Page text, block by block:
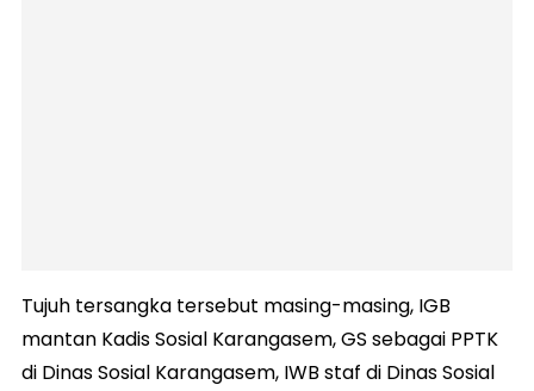
Tujuh tersangka tersebut masing-masing, IGB
mantan Kadis Sosial Karangasem, GS sebagai PPTK
di Dinas Sosial Karangasem, IWB staf di Dinas Sosial